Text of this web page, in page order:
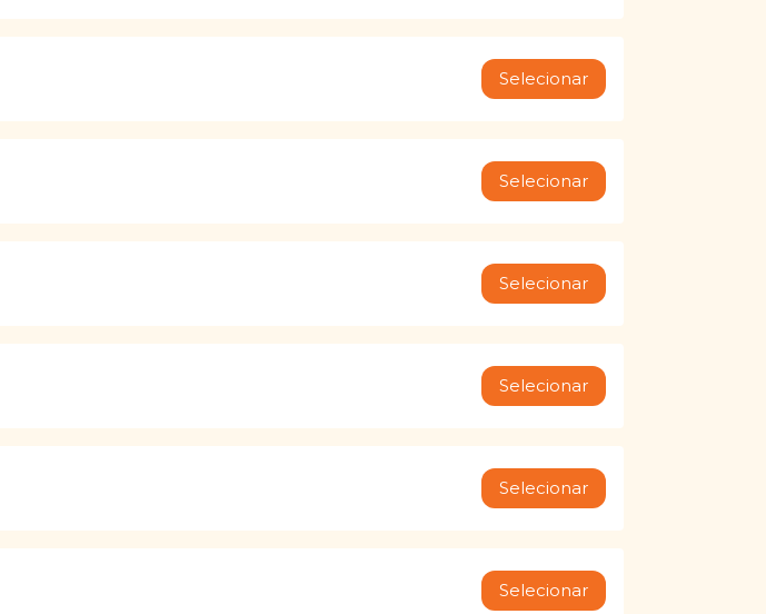
Selecionar
Selecionar
Selecionar
Selecionar
Selecionar
Selecionar